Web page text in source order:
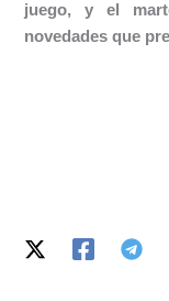
juego, y el
novedades que